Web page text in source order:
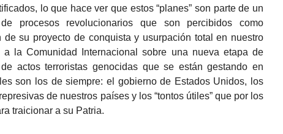
lo que hace ver que estos “planes” son parte de un
procesos revolucionarios que son percibidos como
su proyecto de conquista y usurpación total en nuestro
la Comunidad Internacional sobre una nueva etapa de
actos terroristas genocidas que se están gestando en
son los de siempre: el gobierno de Estados Unidos, los
de nuestros países y los “tontos útiles” que por los
traicionar a su Patria.